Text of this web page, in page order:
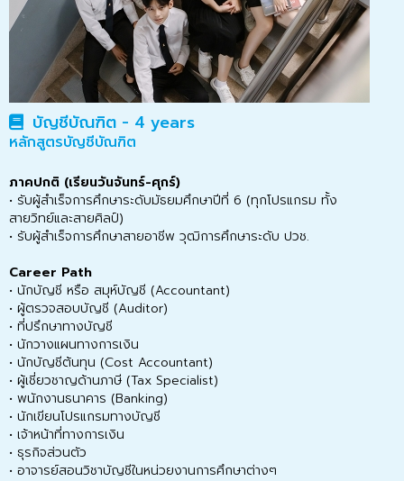
บัญชีบัณฑิต - 4 years
หลักสูตรบัญชีบัณฑิต
ภาคปกติ (เรียนวันจันทร์-ศุกร์)
• รับผู้สำเร็จการศึกษาระดับมัธยมศึกษาปีที่ 6 (ทุกโปรแกรม ทั้ง
สายวิทย์และสายศิลป์)
• รับผู้สำเร็จการศึกษาสายอาชีพ วุฒิการศึกษาระดับ ปวช.
Career Path
• นักบัญชี หรือ สมุห์บัญชี (Accountant)
• ผู้ตรวจสอบบัญชี (Auditor)
• ที่ปรึกษาทางบัญชี
• นักวางแผนทางการเงิน
• นักบัญชีต้นทุน (Cost Accountant)
• ผู้เชี่ยวชาญด้านภาษี (Tax Specialist)
• พนักงานธนาคาร (Banking)
• นักเขียนโปรแกรมทางบัญชี
• เจ้าหน้าที่ทางการเงิน
• ธุรกิจส่วนตัว
• อาจารย์สอนวิชาบัญชีในหน่วยงานการศึกษาต่างๆ